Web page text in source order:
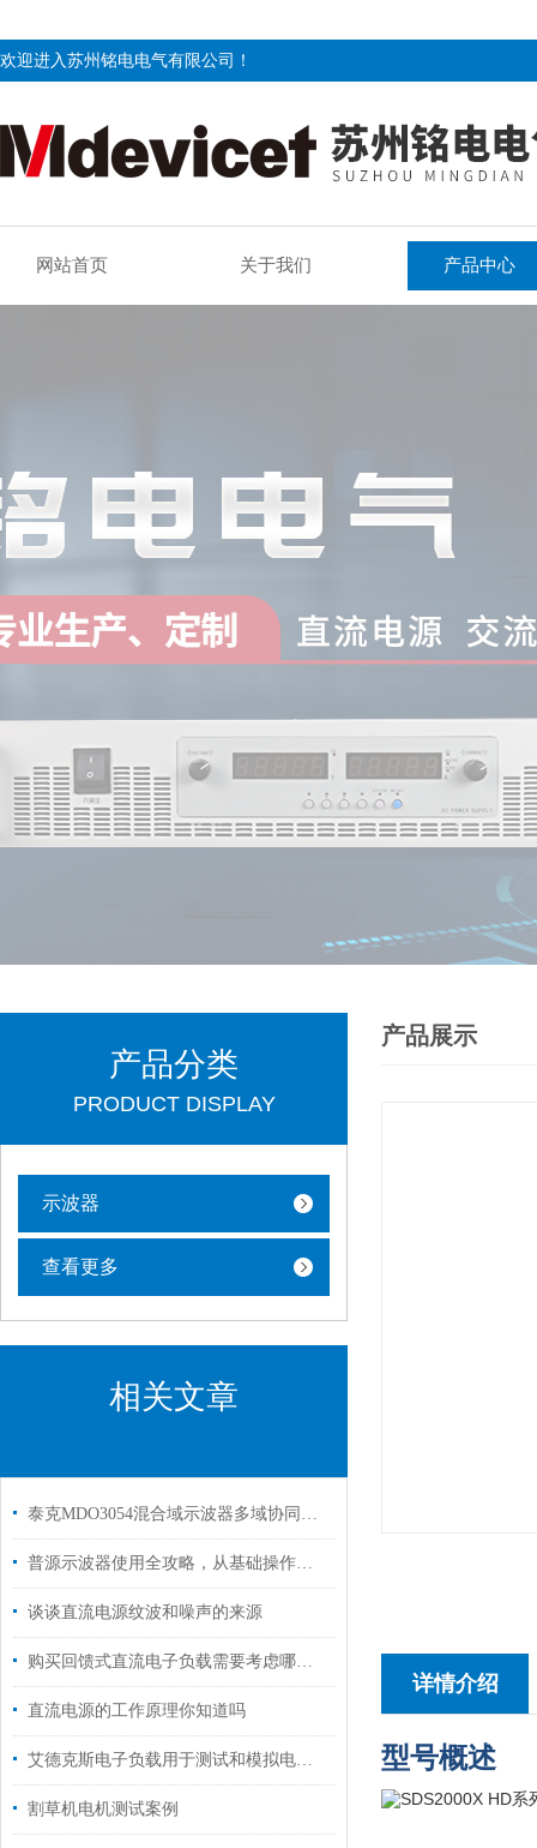
欢迎进入苏州铭电电气有限公司！
网站首页 关于我们 产品中心
产品分类
PRODUCT DISPLAY
示波器
查看更多
相关文章
泰克MDO3054混合域示波器多域协同的调试全能王
普源示波器使用全攻略，从基础操作到高级应用
谈谈直流电源纹波和噪声的来源
购买回馈式直流电子负载需要考虑哪些要素？
直流电源的工作原理你知道吗
艾德克斯电子负载用于测试和模拟电源的负载条件
割草机电机测试案例
产品展示
详情介绍
型号概述